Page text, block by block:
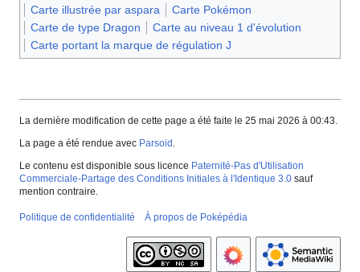
Carte illustrée par aspara
Carte Pokémon
Carte de type Dragon
Carte au niveau 1 d'évolution
Carte portant la marque de régulation J
La dernière modification de cette page a été faite le 25 mai 2026 à 00:43.
La page a été rendue avec Parsoid .
Le contenu est disponible sous licence Paternité-Pas d'Utilisation
Commerciale-Partage des Conditions Initiales à l'Identique 3.0 sauf
mention contraire.
Politique de confidentialité À propos de Poképédia